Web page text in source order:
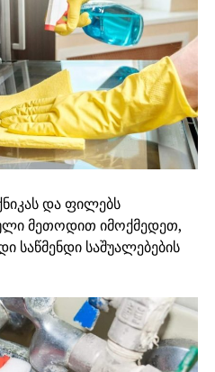
და ფილებს
მეთოდით იმოქმედეთ,
საწმენდი საშუალებების